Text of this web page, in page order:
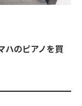
ハのピアノを買